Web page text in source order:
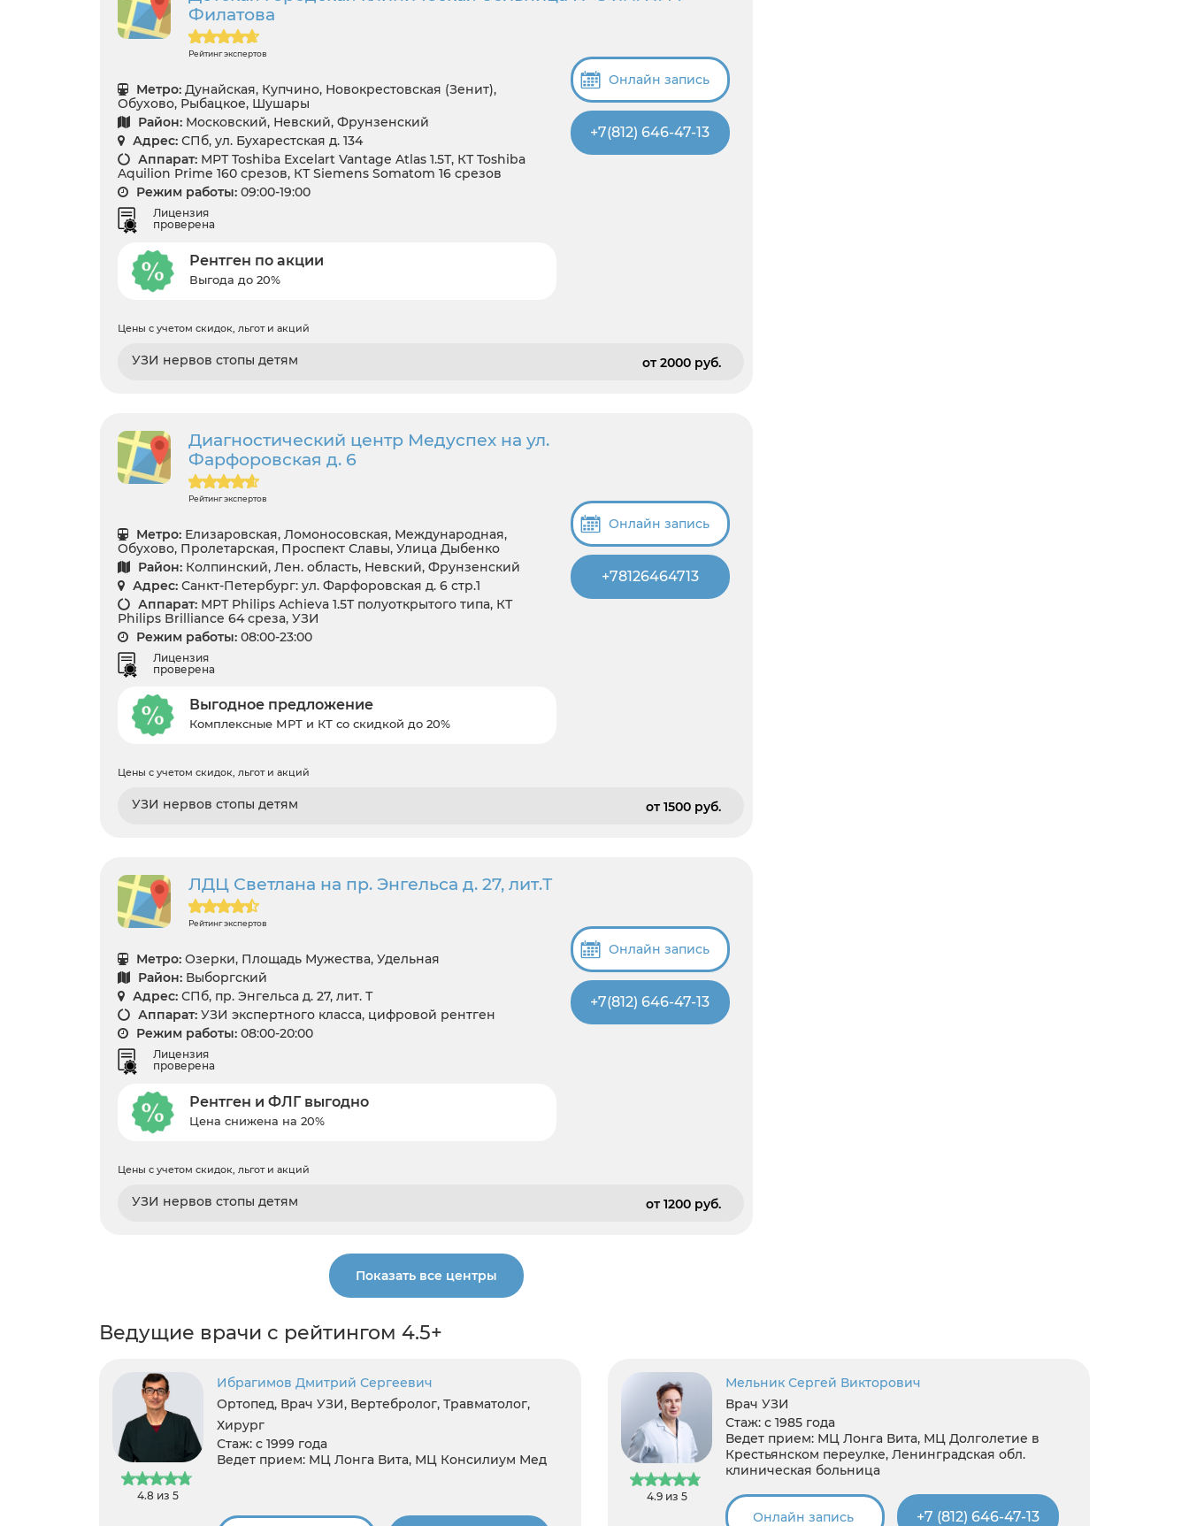
Филатова
Рейтинг экспертов
Метро: Дунайская, Купчино, Новокрестовская (Зенит),
Обухово, Рыбацкое, Шушары
Район: Московский, Невский, Фрунзенский
Адрес: СПб, ул. Бухарестская д. 134
Аппарат: МРТ Toshiba Excelart Vantage Atlas 1.5Т, КТ Toshiba
Aquilion Prime 160 срезов, КТ Siemens Somatom 16 срезов
Режим работы: 09:00-19:00
Лицензия
проверена
Рентген по акции
Выгода до 20%
Онлайн запись
+7(812) 646-47-13
Цены с учетом скидок, льгот и акций
УЗИ нервов стопы детям от 2000 pуб.
Диагностический центр Медуспех на ул.
Фарфоровская д. 6
Рейтинг экспертов
Метро: Елизаровская, Ломоносовская, Международная,
Обухово, Пролетарская, Проспект Славы, Улица Дыбенко
Район: Колпинский, Лен. область, Невский, Фрунзенский
Адрес: Санкт-Петербург: ул. Фарфоровская д. 6 стр.1
Аппарат: МРТ Philips Achieva 1.5T полуоткрытого типа, КТ
Philips Brilliance 64 среза, УЗИ
Режим работы: 08:00-23:00
Лицензия
проверена
Выгодное предложение
Комплексные МРТ и КТ со скидкой до 20%
Онлайн запись
+78126464713
Цены с учетом скидок, льгот и акций
УЗИ нервов стопы детям от 1500 pуб.
ЛДЦ Светлана на пр. Энгельса д. 27, лит.Т
Рейтинг экспертов
Метро: Озерки, Площадь Мужества, Удельная
Район: Выборгский
Адрес: СПб, пр. Энгельса д. 27, лит. Т
Аппарат: УЗИ экспертного класса, цифровой рентген
Режим работы: 08:00-20:00
Лицензия
проверена
Рентген и ФЛГ выгодно
Цена снижена на 20%
Онлайн запись
+7(812) 646-47-13
Цены с учетом скидок, льгот и акций
УЗИ нервов стопы детям от 1200 pуб.
Показать все центры
Ведущие врачи с рейтингом 4.5+
4.8 из 5
Ибрагимов Дмитрий Сергеевич
Ортопед, Врач УЗИ, Вертебролог, Травматолог,
Хирург
Стаж: с 1999 года
Ведет прием: МЦ Лонга Вита, МЦ Консилиум Мед
4.9 из 5
Мельник Сергей Викторович
Врач УЗИ
Стаж: с 1985 года
Ведет прием: МЦ Лонга Вита, МЦ Долголетие в
Крестьянском переулке, Ленинградская обл.
клиническая больница
Онлайн запись +7 (812) 646-47-13